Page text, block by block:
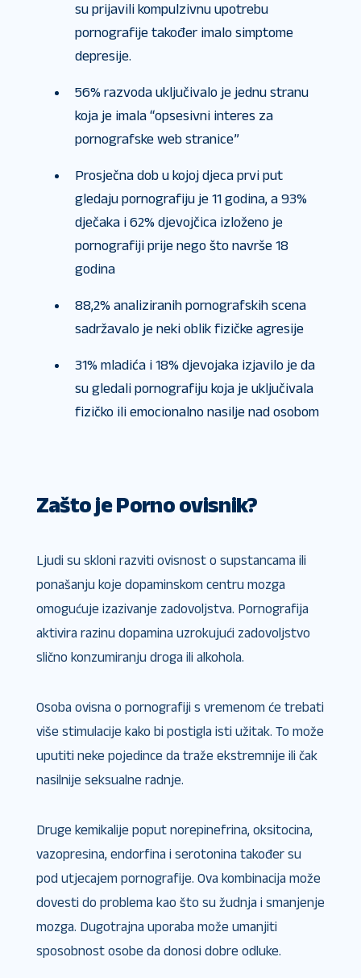
su prijavili kompulzivnu upotrebu
pornografije također imalo simptome
depresije.
56% razvoda uključivalo je jednu stranu
koja je imala “opsesivni interes za
pornografske web stranice”
Prosječna dob u kojoj djeca prvi put
gledaju pornografiju je 11 godina, a 93%
dječaka i 62% djevojčica izloženo je
pornografiji prije nego što navrše 18
godina
88,2% analiziranih pornografskih scena
sadržavalo je neki oblik fizičke agresije
31% mladića i 18% djevojaka izjavilo je da
su gledali pornografiju koja je uključivala
fizičko ili emocionalno nasilje nad osobom
Zašto je Porno ovisnik?
Ljudi su skloni razviti ovisnost o supstancama ili
ponašanju koje dopaminskom centru mozga
omogućuje izazivanje zadovoljstva. Pornografija
aktivira razinu dopamina uzrokujući zadovoljstvo
slično konzumiranju droga ili alkohola.
Osoba ovisna o pornografiji s vremenom će trebati
više stimulacije kako bi postigla isti užitak. To može
uputiti neke pojedince da traže ekstremnije ili čak
nasilnije seksualne radnje.
Druge kemikalije poput norepinefrina, oksitocina,
vazopresina, endorfina i serotonina također su
pod utjecajem pornografije. Ova kombinacija može
dovesti do problema kao što su žudnja i smanjenje
mozga. Dugotrajna uporaba može umanjiti
sposobnost osobe da donosi dobre odluke.